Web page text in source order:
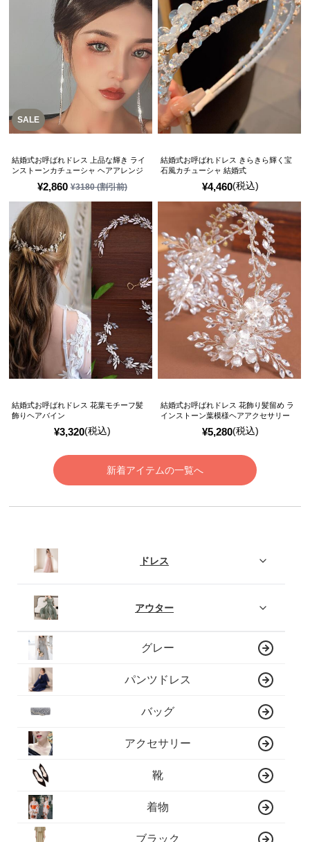
SALE
¥2,860 ¥3180(割引前)
結婚式お呼ばれドレス 上品な輝き ライ
ンストーンカチューシャ ヘアアレンジ
¥4,460(税込)
結婚式お呼ばれドレス きらきら輝く宝
石風カチューシャ 結婚式
¥3,320(税込)
結婚式お呼ばれドレス 花葉モチーフ髪
飾りヘアバイン
¥5,280(税込)
結婚式お呼ばれドレス 花飾り髪留め ラ
インストーン葉模様ヘアアクセサリー
新着アイテムの一覧へ
ドレス
アウター
グレー
パンツドレス
バッグ
アクセサリー
靴
着物
ブラック